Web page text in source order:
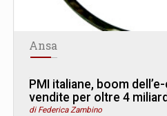
Ansa
PMI italiane, boom
vendite per oltre 4
di Federica Zambino